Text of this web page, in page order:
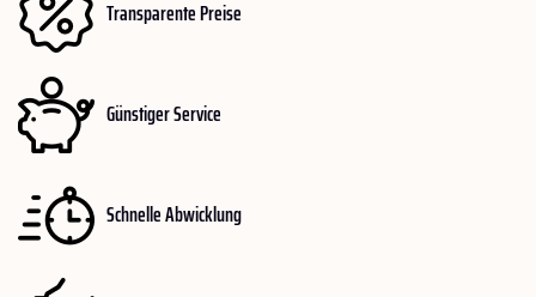
Transparente Preise
Günstiger Service
Schnelle Abwicklung